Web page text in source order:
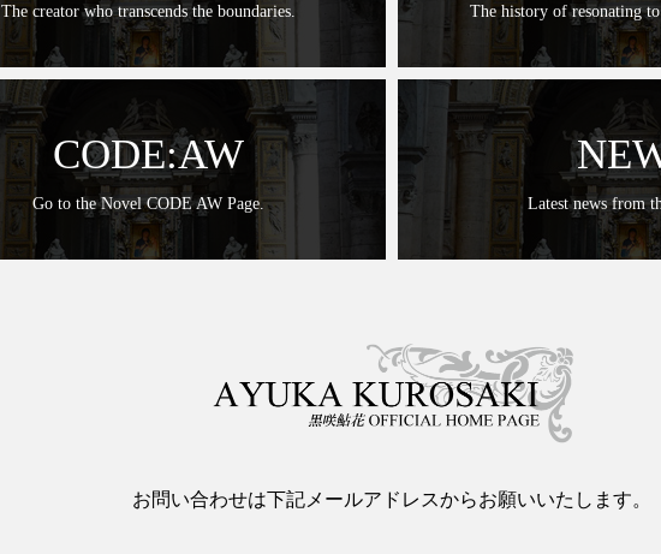
The creator who transcends the boundaries. The history of resonating
CODE:AW
Go to the Novel CODE AW Page. Latest news from
お問い合わせは下記メールアドレスからお願いいたします。